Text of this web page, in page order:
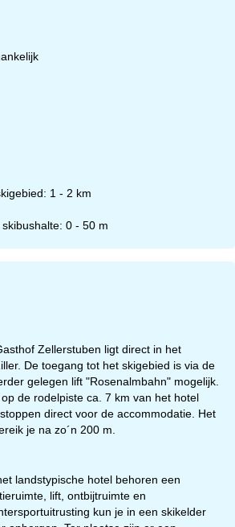
1 - 2 km
0 - 50 m
Zellerstuben ligt direct in het
De toegang tot het skigebied is via de
gelegen lift "Rosenalmbahn" mogelijk.
de rodelpiste ca. 7 km van het hotel
direct voor de accommodatie. Het
je na zo´n 200 m.
landstypische hotel behoren een
lift, ontbijtruimte en
kun je in een skikelder